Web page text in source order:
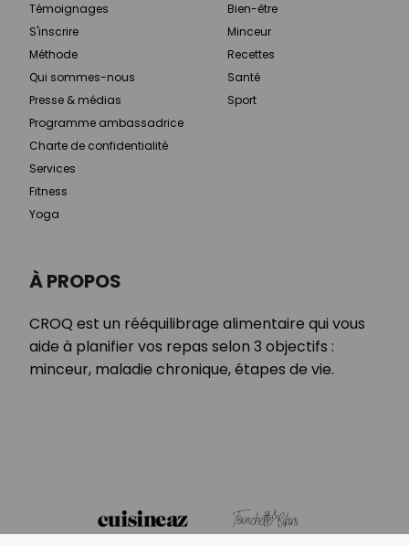
À PROPOS
CROQ est un rééquilibrage alimentaire qui vous
aide à planifier vos repas selon 3 objectifs :
minceur, maladie chronique, étapes de vie.
Témoignages
S'inscrire
Méthode
Qui sommes-nous
Presse & médias
Programme ambassadrice
Charte de confidentialité
Services
Fitness
Yoga
Bien-être
Minceur
Recettes
Santé
Sport